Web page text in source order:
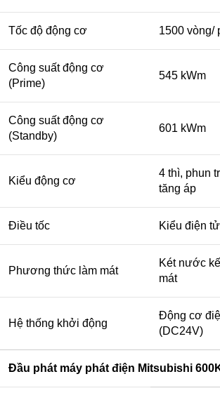
Tốc độ động cơ 1500 vòng/
Công suất động cơ
(Prime)
545 kWm
Công suất động cơ
(Standby)
601 kWm
Kiểu động cơ
4 thì, phun
tăng áp
Điều tốc Kiểu điện
Phương thức làm mát
Két nước
mát
Hệ thống khởi động
Động cơ
(DC24V)
Đầu phát máy phát điện Mitsubishi